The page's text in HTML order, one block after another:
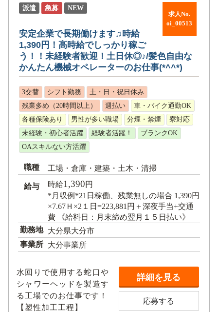
求人No.
oi_00513
派遣 急募 NEW
安定企業で長期働けます♫時給
1,390円！高時給でしっかり稼ご
う！！未経験者歓迎！土日休◎♪/髪色自由な
かんたん機械オペレーターのお仕事(*^^*)
3交替 シフト勤務
土・日・祝日休み
残業多め（20時間以上）
週払い
車・バイク通勤OK
各種保険あり
男性が多い職場 分煙・禁煙
寮対応
未経験・初心者活躍
経験者活躍！
ブランクOK
OAスキルない方活躍
職種 工場・倉庫・建築・土木・清掃
給与 時給1,390円
*月収例*21日稼働、残業無しの場合 1,390円
×7.67Ｈ×2１日=223,881円＋深夜手当+交通
費 《給料日：月末締め翌月１５日払い》
勤務地 大分県大分市
事業所 大分事業所
水回りで使用する蛇口や
シャワーヘッドを製造す
る工場でのお仕事です！
【塑性加工工程】
詳細を見る
応募する